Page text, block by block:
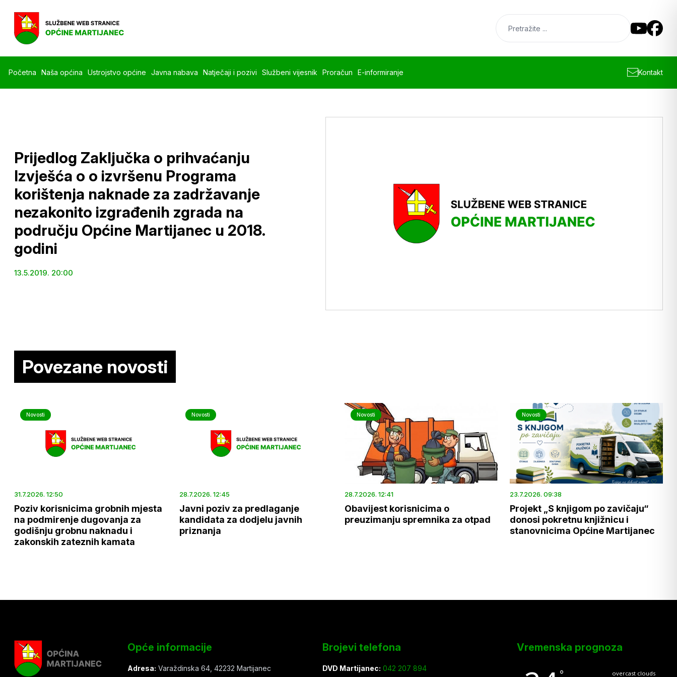
Početna Naša općina Ustrojstvo općine Javna nabava Natječaji i pozivi Službeni vijesnik Proračun E-informiranje Kontakt
Prijedlog Zaključka o prihvaćanju
Izvješća o o izvršenu Programa
korištenja naknade za zadržavanje
nezakonito izgrađenih zgrada na
području Općine Martijanec u 2018.
godini
13.5.2019. 20:00
Povezane novosti
Novosti
31.7.2026. 12:50
Poziv korisnicima grobnih mjesta
na podmirenje dugovanja za
godišnju grobnu naknadu i
zakonskih zateznih kamata
Novosti
28.7.2026. 12:45
Javni poziv za predlaganje
kandidata za dodjelu javnih
priznanja
Novosti
28.7.2026. 12:41
Obavijest korisnicima o
preuzimanju spremnika za otpad
Novosti
23.7.2026. 09:38
Projekt „S knjigom po zavičaju“
donosi pokretnu knjižnicu i
stanovnicima Općine Martijanec
Opće informacije
Adresa: Varaždinska 64, 42232 Martijanec
Brojevi telefona
DVD Martijanec: 042 207 894
Vremenska prognoza
° overcast clouds